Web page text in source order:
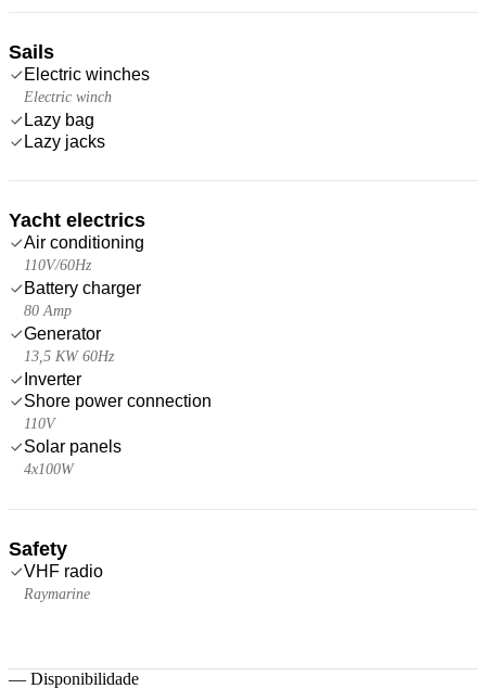
Sails
Electric winches
Electric winch
Lazy bag
Lazy jacks
Yacht electrics
Air conditioning
110V/60Hz
Battery charger
80 Amp
Generator
13,5 KW 60Hz
Inverter
Shore power connection
110V
Solar panels
4x100W
Safety
VHF radio
Raymarine
— Disponibilidade